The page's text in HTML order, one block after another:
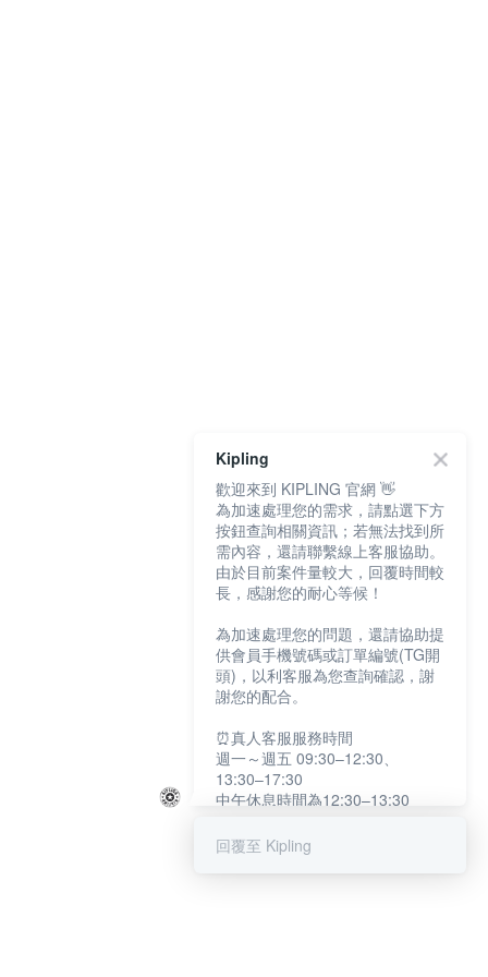
Kipling
歡迎來到 KIPLING 官網 👋
為加速處理您的需求，請點選下方
按鈕查詢相關資訊；若無法找到所
需內容，還請聯繫線上客服協助。
由於目前案件量較大，回覆時間較
長，感謝您的耐心等候！
為加速處理您的問題，還請協助提
供會員手機號碼或訂單編號(TG開
頭)，以利客服為您查詢確認，謝
謝您的配合。
⏰真人客服服務時間
週一～週五 09:30–12:30、
13:30–17:30
中午休息時間為12:30–13:30
提醒您：系統會自動已讀訊息，如
回覆至 Kipling